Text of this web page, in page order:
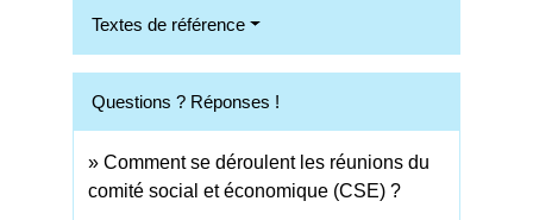
Textes de référence
Questions ? Réponses !
Comment se déroulent les réunions du
comité social et économique (CSE) ?